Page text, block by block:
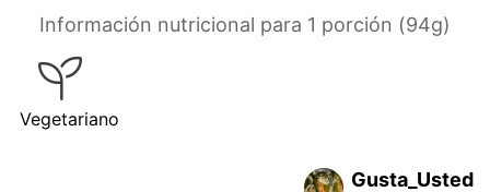
Información nutricional para 1 porción (94g)
Vegetariano
Gusta_Usted